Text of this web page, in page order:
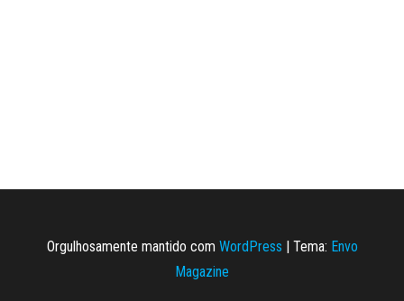
Orgulhosamente mantido com WordPress Tema: Envo
Magazine